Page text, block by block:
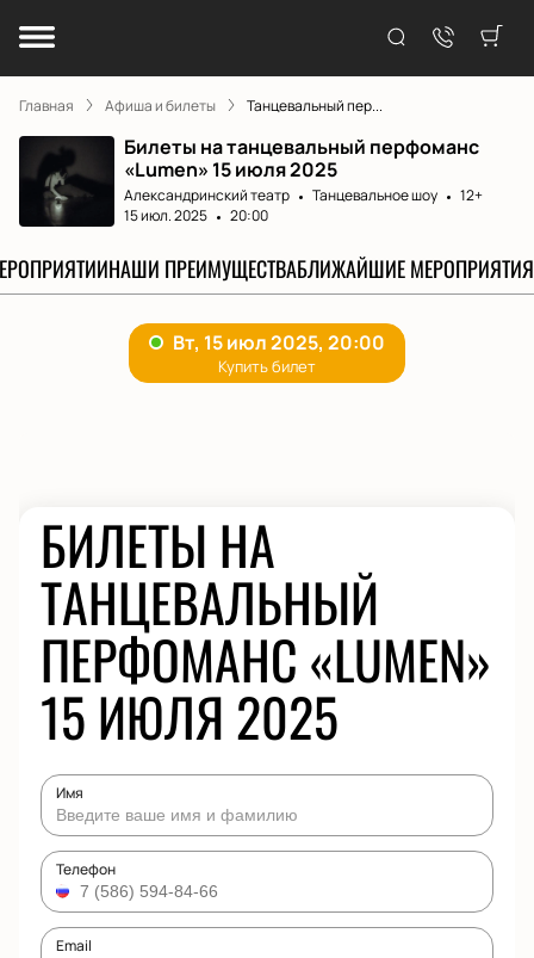
Главная Афиша и билеты Танцевальный пер...
Билеты на танцевальный перфоманс
«Lumen» 15 июля 2025
Александринский театр Танцевальное шоу
12+
15 июл. 2025
20:00
НАШИ ПРЕИМУЩЕСТВАБЛИЖАЙШИЕ МЕРОПРИЯТИЯ
БИЛЕТЫ НА
ТАНЦЕВАЛЬНЫЙ
ПЕРФОМАНС «LUMEN»
15 ИЮЛЯ 2025
Имя
Телефон
Email